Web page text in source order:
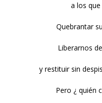
a los
Quebrantar
Liberarnos
y restituir sin
Pero ¿ quién